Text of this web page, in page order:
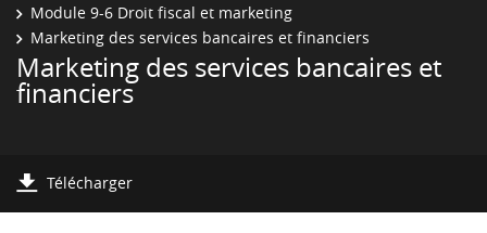
Module 9-6 Droit fiscal et marketing
Marketing des services bancaires et financiers
Marketing des services bancaires et
financiers
Télécharger